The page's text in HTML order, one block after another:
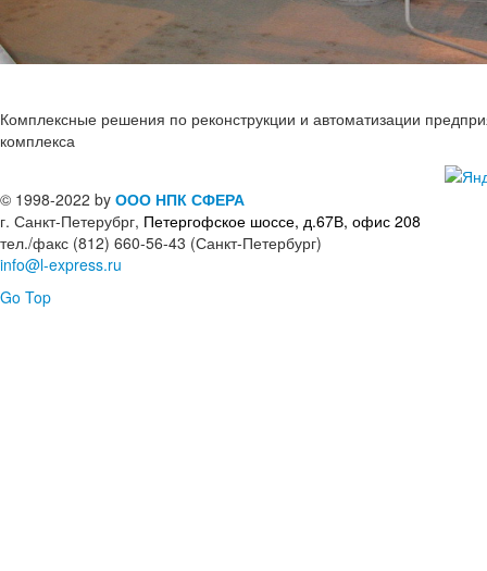
Комплексные решения по реконструкции и автоматизации
комплекса
© 1998-2022 by ООО НПК СФЕРА
г. Санкт-Петерубрг, Петергофское шоссе, д.67В, офис 208
тел./факс (812) 660-56-43 (Санкт-Петербург)
info@l-express.ru
Go Top